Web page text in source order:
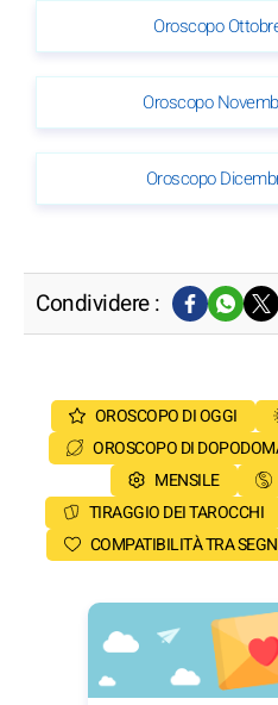
Oroscopo
Oroscopo
Oroscopo
Condividere :
OROSCOPO DI OGGI
OROSCOPO DI
MENSILE
TIRAGGIO DEI TAROCCHI
COMPATIBILITÀ TRA